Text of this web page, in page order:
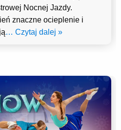
Nocnej Jazdy.
znaczne ocieplenie i
… Czytaj dalej »